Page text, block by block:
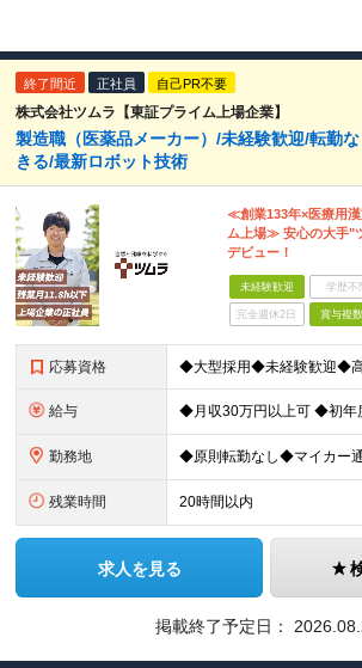
終了間近 正社員 自己PR不要
株式会社ツムラ【東証プライム上場企業】
製造職（医薬品メーカー）/未経験歓迎/転勤
きる/最新ロボット技術
≪創業133年×医療用
ム上場≫ 安心の大手"
デビュー！
未経験歓迎 学歴不
完全週休2日 賞与複
応募資格
給与
勤務地
残業時間 20時間以内
求人を見る
掲載終了予定日：